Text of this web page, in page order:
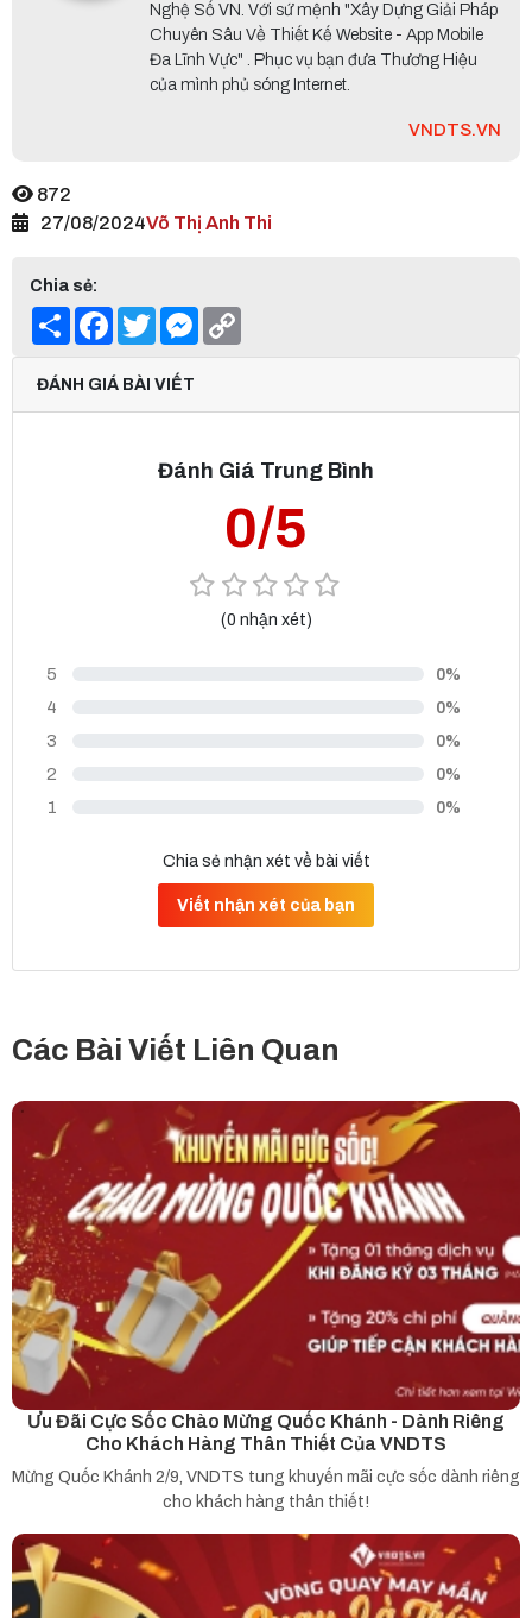
Nghệ Số VN. Với sứ mệnh "Xây Dựng Giải Pháp
Chuyên Sâu Về Thiết Kế Website - App Mobile
Đa Lĩnh Vực" . Phục vụ bạn đưa Thương Hiệu
của mình phủ sóng Internet.
VNDTS.VN
872
27/08/2024Võ Thị Anh Thi
Chia sẻ:
Share Facebook
TwitterMessenger
ĐÁNH GIÁ BÀI VIẾT
Đánh Giá Trung Bình
0/5
(0 nhận xét)
5 0%
4 0%
3 0%
2 0%
1 0%
Chia sẻ nhận xét về bài viết
Viết nhận xét của bạn
Các Bài Viết Liên Quan
Ưu Đãi Cực Sốc Chào Mừng Quốc Khánh - Dành Riêng
Cho Khách Hàng Thân Thiết Của VNDTS
Mừng Quốc Khánh 2/9, VNDTS tung khuyến mãi cực sốc dành riêng
cho khách hàng thân thiết!